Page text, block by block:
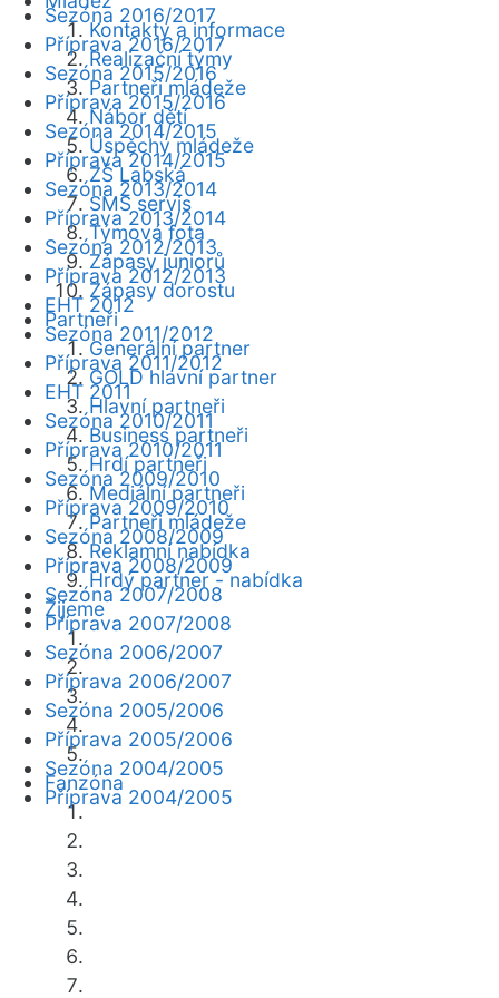
Kontakty a informace
Realizační týmy
Partneři mládeže
Nábor dětí
Úspěchy mládeže
ZŠ Labská
SMS servis
Týmová fota
Zápasy juniorů
Zápasy dorostu
Partneři
Generální partner
GOLD hlavní partner
Hlavní partneři
Business partneři
Hrdí partneři
Mediální partneři
Partneři mládeže
Reklamní nabídka
Hrdý partner - nabídka
Žijeme
Fanzóna
Sezóna 2016/2017
Příprava 2016/2017
Sezóna 2015/2016
Příprava 2015/2016
Sezóna 2014/2015
Příprava 2014/2015
Sezóna 2013/2014
Příprava 2013/2014
Sezóna 2012/2013
Příprava 2012/2013
EHT 2012
Sezóna 2011/2012
Příprava 2011/2012
EHT 2011
Sezóna 2010/2011
Příprava 2010/2011
Sezóna 2009/2010
Příprava 2009/2010
Sezóna 2008/2009
Příprava 2008/2009
Sezóna 2007/2008
Příprava 2007/2008
Sezóna 2006/2007
Příprava 2006/2007
Sezóna 2005/2006
Příprava 2005/2006
Sezóna 2004/2005
Příprava 2004/2005